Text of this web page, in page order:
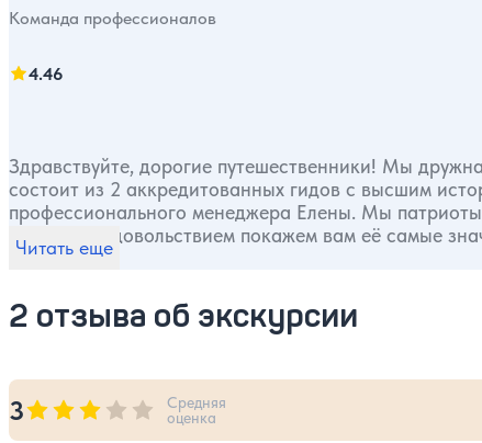
Команда профессионалов
4.46
Здравствуйте, дорогие путешественники! Мы
состоит из 2 аккредитованных гидов с высшим
профессионального менеджера Елены. Мы патриоты своей маленькой, гордой и божественно красивой страны. С
огромным удовольствием покажем вам её самые
нами вам будет комфортно, безопасно и невероятно
Читать еще
2 отзыва об экскурсии
3Оценка, количество звезд:
Средняя
оценка